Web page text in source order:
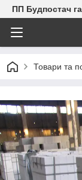
ПП Будпостач
Товари та